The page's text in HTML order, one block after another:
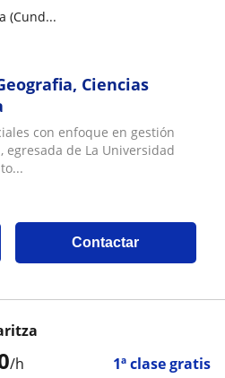
(Cund...
Ciencias
con enfoque en gestión
egresada de La Universidad
Contactar
/h 1ª clase gratis